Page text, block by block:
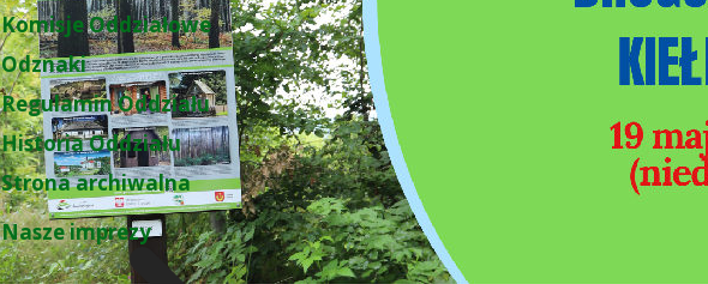
Komisje Oddziałowe
Odznaki
Regulamin Oddziału
Historia Oddziału
Strona archiwalna
Nasze imprezy